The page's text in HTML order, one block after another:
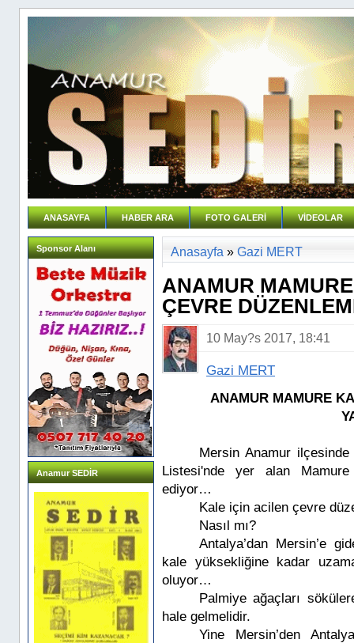
ANASAYFA HABER ARA FOTO GALERİ VİDEOLAR
Sponsor Alanı
Anamur SEDİR
Anasayfa » Gazi MERT
ANAMUR
ÇEVRE
10 May?s 2017, 18:41
Gazi MERT
ANAMUR MAMURE
Mersin Anamur
Listesi'nde yer alan Mamure
ediyor…
Kale için acilen çevre
Nasıl mı?
Antalya’dan Mersin’e
kale yüksekliğine kadar
oluyor…
Palmiye ağaçları
hale gelmelidir.
Yine Mersin’den